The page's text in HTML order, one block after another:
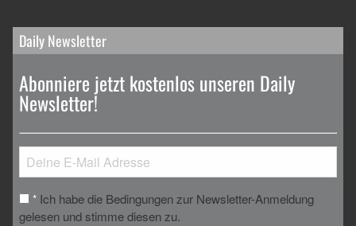
Daily Newsletter
Abonniere jetzt kostenlos unseren Daily
Newsletter!
* Ich habe die Bedingungen zur Newsletter-Anmeldung
gelesen und stimme diesen zu.